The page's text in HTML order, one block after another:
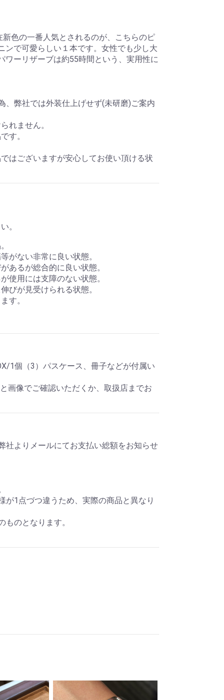
色の一番人気とされるのが、こちらのピ
ンで可愛らしい１本です。女性でも少し大
ワーリザーブは約55時間という、実用性に
、弊社では外装仕上げせず(未研磨)ご案内
れません。
す。
はございますが安心してお使い頂ける状
。
がない非常に良い状態。
あるが総合的に良い状態。
使用には支障のない状態。
びが見受けられる状態。
す。
1個（3）パスケース、冊子などが付属い
画像でご確認いただくか、取扱店までお
社よりメールにてお支払い総額をお知らせ
1点づつ違うため、実際の商品と異なり
のとなります。